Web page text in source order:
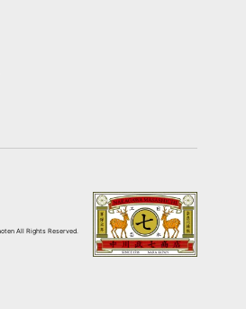
All Rights Reserved.